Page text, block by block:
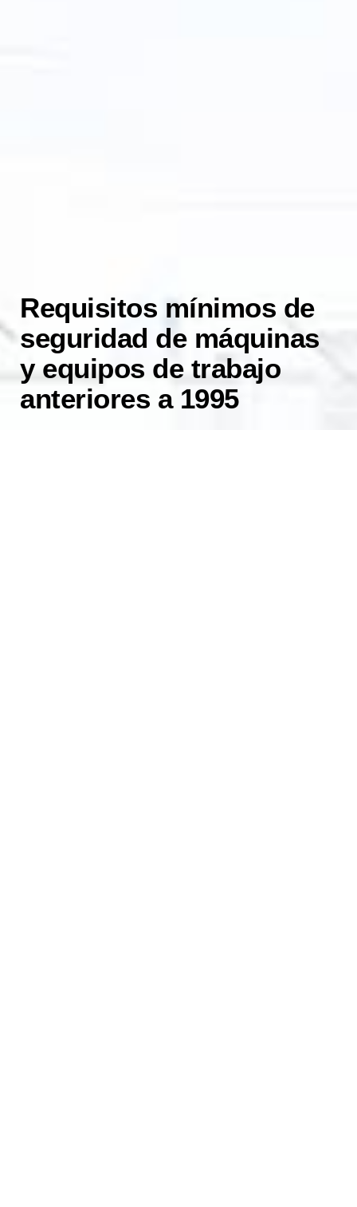
Requisitos mínimos de
seguridad de máquinas
y equipos de trabajo
anteriores a 1995